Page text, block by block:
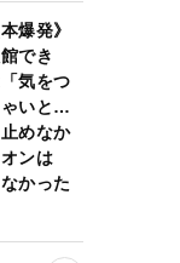
爆発》
でき
気をつ
ゃいと…
めなか
ンは
かった